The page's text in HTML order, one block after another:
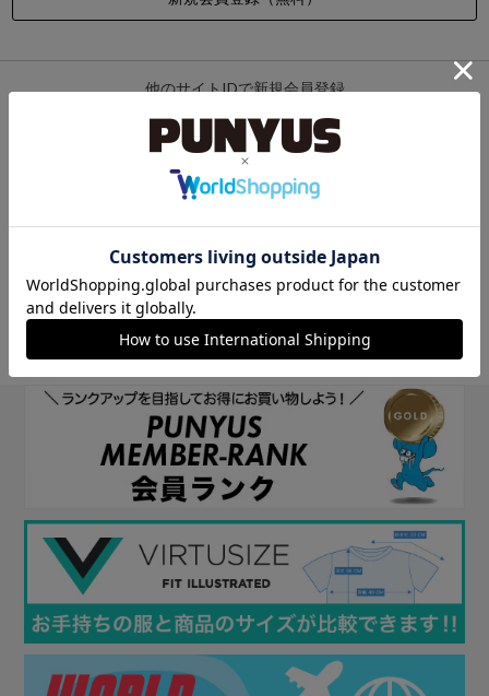
他のサイトIDで新規会員登録
他のサイトIDで新規会員登録をしていただくと次回以降、そのIDで
ログインすることができます。